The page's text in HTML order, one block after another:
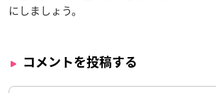
にしましょう。
コメントを投稿する